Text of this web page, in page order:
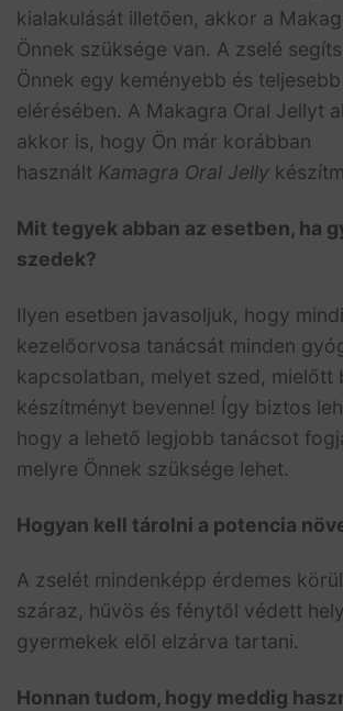
kialakulását illetően, akkor a
Önnek szüksége van. A zselé
Önnek egy keményebb és
elérésében. A Makagra Oral Jellyt
akkor is, hogy Ön már korábban
használt Kamagra Oral Jelly
Mit tegyek abban az esetben, ha
szedek?
Ilyen esetben javasoljuk, hogy
kezelőorvosa tanácsát minden
kapcsolatban, melyet szed, mielőtt
készítményt bevenne! Így biztos
hogy a lehető legjobb tanácsot
melyre Önnek szüksége lehet.
Hogyan kell tárolni a potencia
A zselét mindenképp érdemes
száraz, hűvös és fénytől védett
gyermekek elől elzárva tartani.
Honnan tudom, hogy meddig